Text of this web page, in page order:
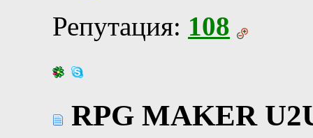
Репутация: 108
RPG MAKER